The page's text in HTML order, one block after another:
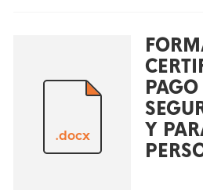
.docx
Y